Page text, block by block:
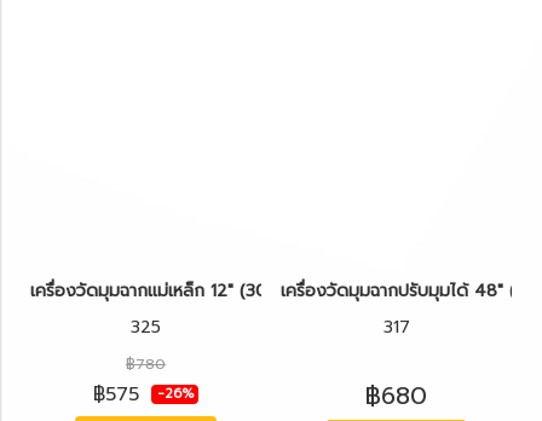
เครื่องวัดมุมฉากแม่เหล็ก 12" (30cm) KAPRO รุ่น 325
325
฿780
฿575 -26%
เครื่องวัดมุมฉากปรับมุมได้ 48"
317
฿680